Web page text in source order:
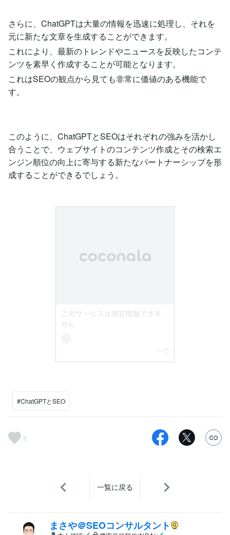
さらに、ChatGPTは大量の情報を迅速に処理し、それを
元に新たな文章を生成することができます。
これにより、最新のトレンドやニュースを反映したコンテ
ンツを素早く作成することが可能となります。
これはSEOの観点から見ても非常に価値のある機能で
す。
このように、ChatGPTとSEOはそれぞれの強みを活かし
合うことで、ウェブサイトのコンテンツ作成とその検索エ
ンジン順位の向上に寄与する新たなパートナーシップを形
成することができるでしょう。
#ChatGPTとSEO
5
一覧に戻る
まさや＠SEOコンサルタント